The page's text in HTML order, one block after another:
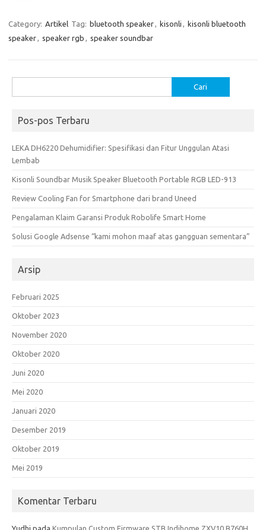
Category: Artikel Tag: bluetooth speaker, kisonli , kisonli bluetooth
speaker, speaker rgb , speaker soundbar
untuk:
Pos-pos Terbaru
LEKA DH6220 Dehumidifier: Spesifikasi dan Fitur Unggulan Atasi
Lembab
Kisonli Soundbar Musik Speaker Bluetooth Portable RGB LED-913
Review Cooling Fan for Smartphone dari brand Uneed
Pengalaman Klaim Garansi Produk Robolife Smart Home
Solusi Google Adsense “kami mohon maaf atas gangguan sementara”
Arsip
Februari 2025
Oktober 2023
November 2020
Oktober 2020
Juni 2020
Mei 2020
Januari 2020
Desember 2019
Oktober 2019
Mei 2019
Komentar Terbaru
Yudhi pada Kumpulan Custom Firmware STB Indihome ZXV10 B760H